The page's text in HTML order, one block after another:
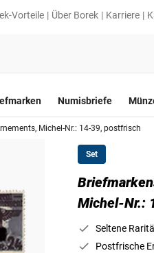
Vorteile Über Borek Karriere
Numisbriefe
Michel-Nr.: 14-39, postfrisch
Set
Michel-Nr.:
Seltene
Postfrische